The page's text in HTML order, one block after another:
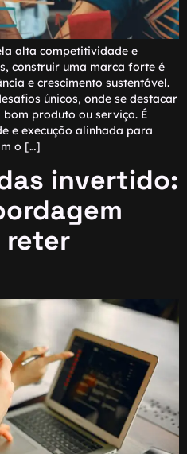
alta competitividade e
construir uma marca forte é
e crescimento sustentável.
únicos, onde se destacar
produto ou serviço. É
e execução alinhada para
o […]
invertido:
reter